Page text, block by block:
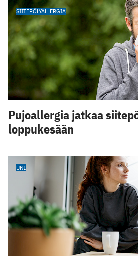
SIITEPÖLYALLERGIA
Pujoallergia jatkaa
loppukesään
UNI